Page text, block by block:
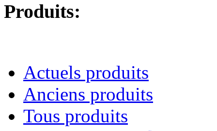
Produits:
Actuels produits
Anciens produits
Tous produits